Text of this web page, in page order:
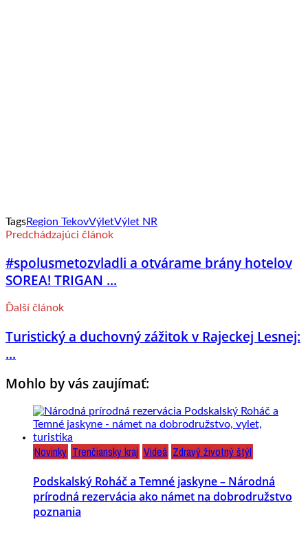
TagsRegion TekovVýletVýlet NR
Predchádzajúci článok
#spolusmetozvladli a otvárame brány hotelov
SOREA! TRIGAN ...
Ďalší článok
Turistický a duchovný zážitok v Rajeckej Lesnej:
...
Mohlo by vás zaujímať:
Novinky Trenčiansky kraj Videá Zdravý životný štýl
Podskalský Roháč a Temné jaskyne – Národná
prírodná rezervácia ako námet na dobrodružstvo
poznania